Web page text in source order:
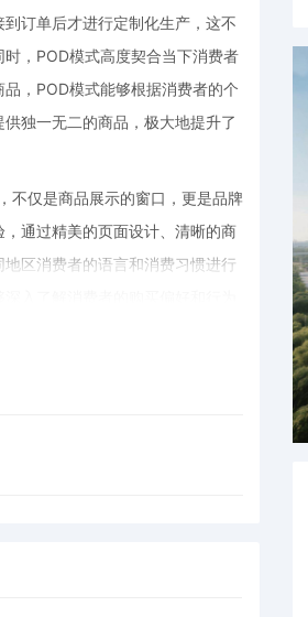
订单后才进行定制化生产，这不
，POD模式高度契合当下消费者
，POD模式能够根据消费者的个
独一无二的商品，极大地提升了
不仅是商品展示的窗口，更是品牌
通过精美的页面设计、清晰的商
区消费者的语言和消费习惯进行
入了解消费者的购买偏好和行为
名的跨境电商平台实现对接，
有不同的用户特点和市场定位，
性和抗风险能力。同时，电商平
助其优势资源，提升自身的运营
长至2029年的近969亿美元，